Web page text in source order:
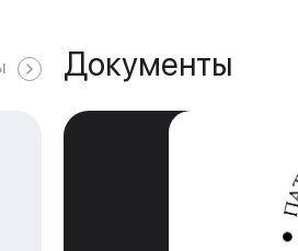
Документы